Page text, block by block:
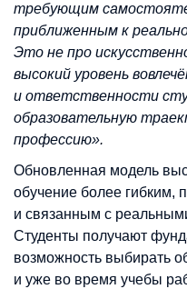
требующим
приближенным к
Это не про
высокий уровень
и ответственности
образовательную
профессию».
Обновленная модель
обучение более гибким,
и связанным с
Студенты получают
возможность выбирать
и уже во время учебы